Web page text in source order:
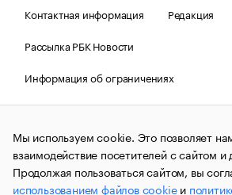
Контактная информация
Редакция
Рассылка РБК Новости
Информация об ограничениях
Правовая информация
О соблюдении
© АО «РОСБИЗНЕСКОНСАЛТИНГ»,
и материалы информационного
(зарегистрировано Федеральной службой
связи, информационных технологий и
коммуникаций (Роскомнадзор) 09.12.2015
Мы используем cookie. Это позволяет
взаимодействие посетителей с сайтом и
Продолжая пользоваться сайтом, вы
использованием файлов cookieи